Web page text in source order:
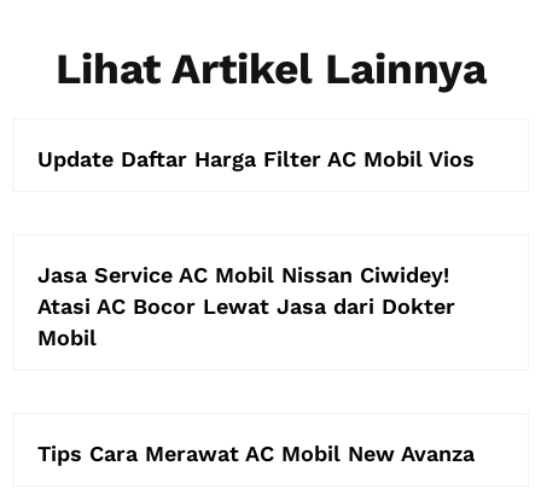
Lihat Artikel Lainnya
Update Daftar Harga Filter AC Mobil Vios
Jasa Service AC Mobil Nissan Ciwidey!
Atasi AC Bocor Lewat Jasa dari Dokter
Mobil
Tips Cara Merawat AC Mobil New Avanza